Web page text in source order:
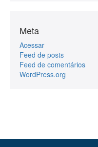
Meta
Acessar
Feed de posts
Feed de comentários
WordPress.org